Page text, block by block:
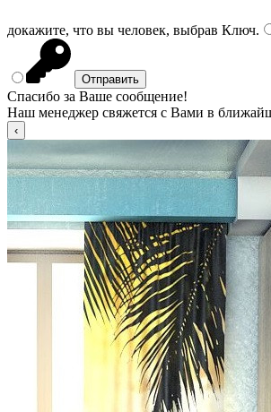
докажите, что вы человек, выбрав Ключ.
Спасибо за Ваше сообщение!
Наш менеджер свяжется с Вами в